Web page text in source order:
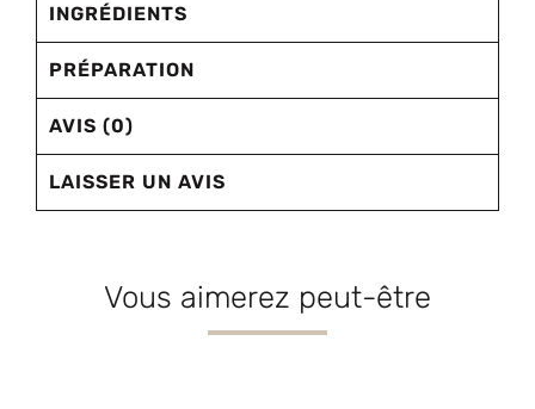
INGRÉDIENTS
PRÉPARATION
AVIS (0)
LAISSER UN AVIS
Vous aimerez peut-être